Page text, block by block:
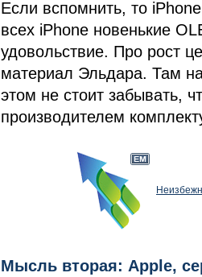
Если вспомнить, то
всех iPhone новенькие
удовольствие. Про рост
материал Эльдара. Там
этом не стоит забывать,
производителем
Мысль вторая: Apple,